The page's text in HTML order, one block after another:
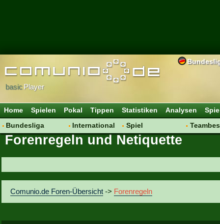
basicPlayer
Home Spielen Pokal Tippen Statistiken Analysen
Bundesliga
Hot News
Vereinsdiskussion
Vereinsfragen
International
Vereine
Spiel
Regeln & Tipps
Forenregeln und Netiquette
Comunio.de Foren-Übersicht -> Forenregeln